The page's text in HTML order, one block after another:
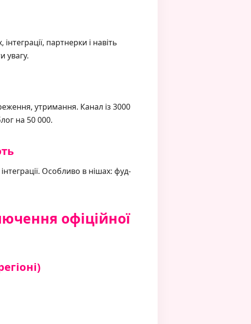
партнерки і навіть
увагу.
утримання. Канал із 3000
на 50 000.
Особливо в нішах: фуд-
офіційної